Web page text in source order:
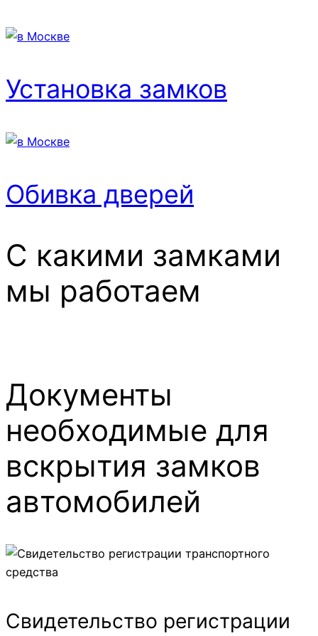
Установка замков
Обивка дверей
С какими замками
мы работаем
Документы
необходимые для
вскрытия замков
автомобилей
Свидетельство регистрации